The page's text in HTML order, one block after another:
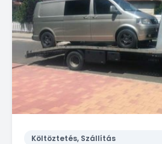
Költöztetés, Szállítás